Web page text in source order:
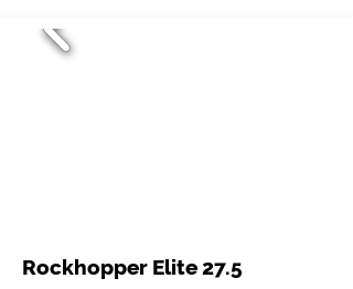
Rockhopper Elite 27.5